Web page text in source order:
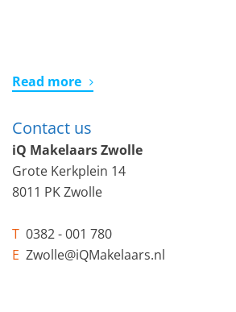
Read more
Contact us
iQ Makelaars Zwolle
Grote Kerkplein 14
8011 PK Zwolle
T 0382 - 001 780
E Zwolle@iQMakelaars.nl